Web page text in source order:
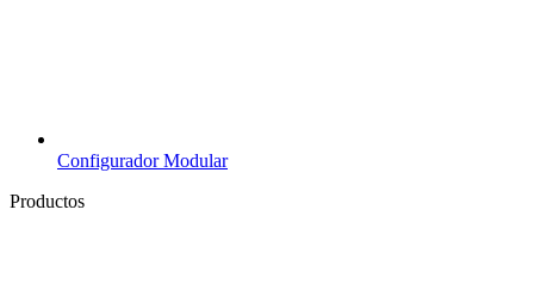
Configurador Modular
Productos